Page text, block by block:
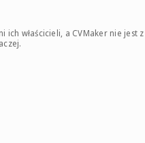
właścicieli, a CVMaker nie jest z